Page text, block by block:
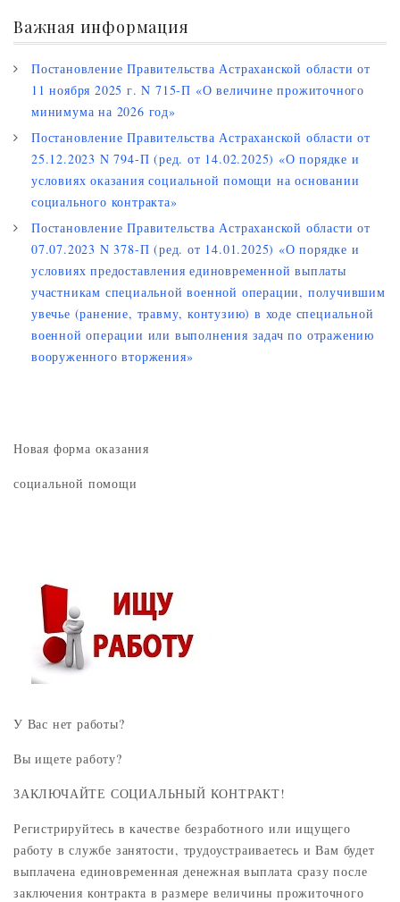
Важная информация
Постановление Правительства Астраханской области от
11 ноября 2025 г. N 715-П «О величине прожиточного
минимума на 2026 год»
Постановление Правительства Астраханской области от
25.12.2023 N 794-П (ред. от 14.02.2025) «О порядке и
условиях оказания социальной помощи на основании
социального контракта»
Постановление Правительства Астраханской области от
07.07.2023 N 378-П (ред. от 14.01.2025) «О порядке и
условиях предоставления единовременной выплаты
участникам специальной военной операции, получившим
увечье (ранение, травму, контузию) в ходе специальной
военной операции или выполнения задач по отражению
вооруженного вторжения»
Новая форма оказания
социальной помощи
У Вас нет работы?
Вы ищете работу?
ЗАКЛЮЧАЙТЕ СОЦИАЛЬНЫЙ КОНТРАКТ!
Регистрируйтесь в качестве безработного или ищущего
работу в службе занятости, трудоустраиваетесь и Вам будет
выплачена единовременная денежная выплата сразу после
заключения контракта в размере величины прожиточного